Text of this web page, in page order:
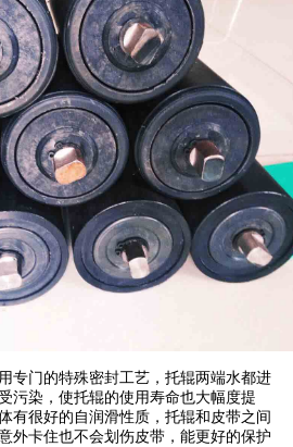
门的特殊密封工艺，托辊两端水都进
污染，使托辊的使用寿命也大幅度提
有很好的自润滑性质，托辊和皮带之间
外卡住也不会划伤皮带，能更好的保护